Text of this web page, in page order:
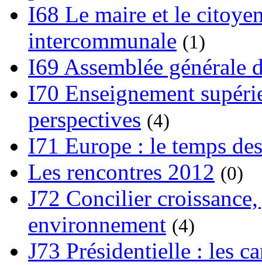
I68 Le maire et le
intercommunale (1)
I69 Assemblée générale
I70 Enseignement
perspectives (4)
I71 Europe : le temps
Les rencontres 2012 (0)
J72 Concilier
environnement (4)
J73 Présidentielle : les